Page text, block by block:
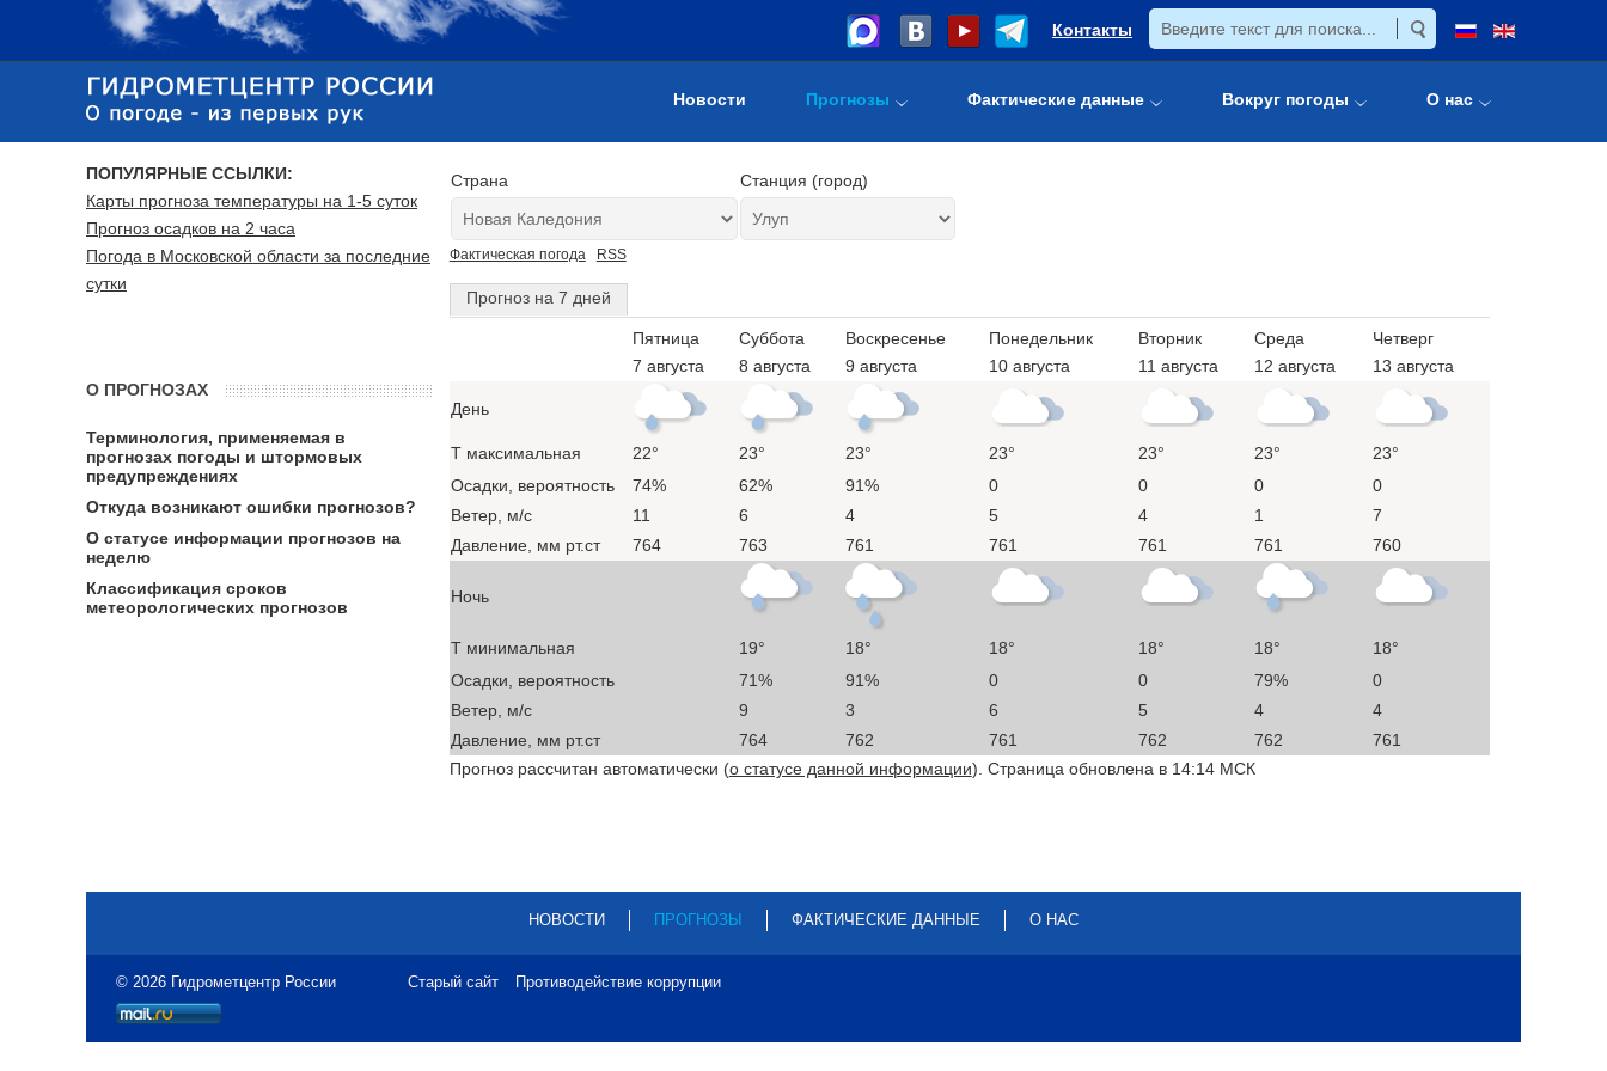
Контакты
Новости Прогнозы Фактические данные Вокруг погоды О нас
Страна Станция (город)
Фактическая погода RSS
Прогноз на 7 дней
Пятница
7 августа
Суббота
8 августа
Воскресенье
9 августа
Понедельник
10 августа
Вторник
11 августа
Среда
12 августа
Четверг
13 августа
День
T максимальная 22° 23° 23° 23° 23° 23°
23°
Осадки, вероятность
74% 62% 91% 0 0 0
0
Ветер, м/с
11 6 4 5 4 1
7
Давление, мм рт.ст
764 763 761 761 761 761 760
Ночь
T минимальная 19° 18° 18° 18° 18°
18°
Осадки, вероятность
71% 91% 0 0 79%
0
Ветер, м/с
9 3 6 5 4
4
Давление, мм рт.ст
764 762 761 762 762
761
Прогноз рассчитан автоматически (о статусе данной информации). Страница обновлена в 14:14 МСК
ПОПУЛЯРНЫЕ ССЫЛКИ:
Карты прогноза температуры на 1-5 суток
Прогноз осадков на 2 часа
Погода в Московской области за последние
сутки
О ПРОГНОЗАХ
Терминология, применяемая в
прогнозах погоды и штормовых
предупреждениях
Откуда возникают ошибки прогнозов?
О статусе информации прогнозов на
неделю
Классификация сроков
метеорологических прогнозов
НОВОСТИ ПРОГНОЗЫ ФАКТИЧЕСКИЕ ДАННЫЕ О НАС
© 2026 Гидрометцентр России Старый сайт Противодействие коррупции